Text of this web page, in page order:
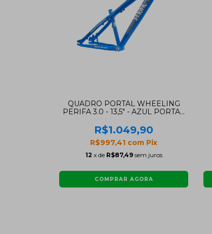
QUADRO PORTAL WHEELING
PERIFA 3.0 - 13,5" - AZUL PORTAL
R$1.049,90
R$997,41 com Pix
12 x de R$87,49 sem juros
COMPRAR AGORA